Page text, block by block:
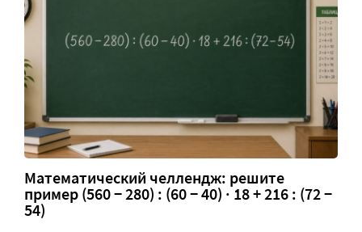
Математический челлендж: решите
пример (560 − 280) : (60 − 40) · 18 + 216 : (72 −
54)